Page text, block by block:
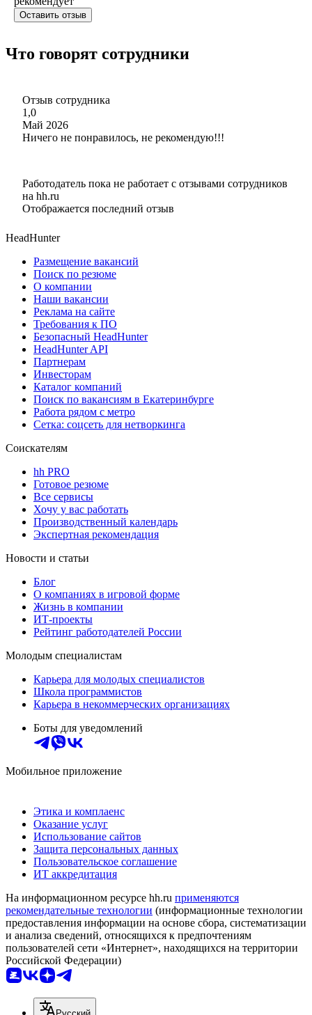
Оставить отзыв
Что говорят сотрудники
Отзыв сотрудника
1,0
Май 2026
Ничего не понравилось, не рекомендую!!!
Работодатель пока не работает с отзывами сотрудников
на hh.ru
Отображается последний отзыв
HeadHunter
Размещение вакансий
Поиск по резюме
О компании
Наши вакансии
Реклама на сайте
Требования к ПО
Безопасный HeadHunter
HeadHunter API
Партнерам
Инвесторам
Каталог компаний
Поиск по вакансиям в Екатеринбурге
Работа рядом с метро
Сетка: соцсеть для нетворкинга
Соискателям
hh PRO
Готовое резюме
Все сервисы
Хочу у вас работать
Производственный календарь
Экспертная рекомендация
Новости и статьи
Блог
О компаниях в игровой форме
Жизнь в компании
ИТ-проекты
Рейтинг работодателей России
Молодым специалистам
Карьера для молодых специалистов
Школа программистов
Карьера в некоммерческих организациях
Боты для уведомлений
Мобильное приложение
Этика и комплаенс
Оказание услуг
Использование сайтов
Защита персональных данных
Пользовательское соглашение
ИТ аккредитация
На информационном ресурсе hh.ru применяются
рекомендательные технологии (информационные технологии
предоставления информации на основе сбора, систематизации
и анализа сведений, относящихся к предпочтениям
пользователей сети «Интернет», находящихся на территории
Российской Федерации)